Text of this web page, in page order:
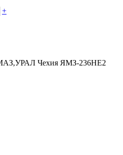
+
МАЗ,УРАЛ Чехия ЯМЗ-236НЕ2